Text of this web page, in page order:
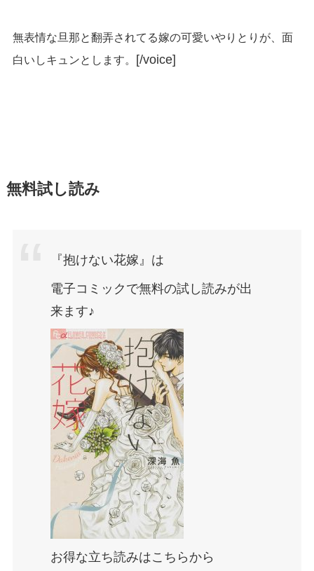
無表情な旦那と翻弄されてる嫁の可愛いやりとりが、面
白いしキュンとします。
[/voice]
無料試し読み
『抱けない花嫁』は
電子コミックで無料の試し読みが出
来ます♪
お得な立ち読みはこちらから